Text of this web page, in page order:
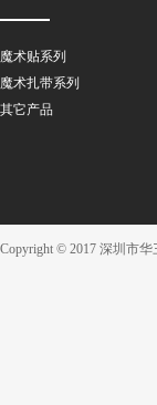
魔术贴系列
魔术扎带系列
其它产品
Copyright © 2017 深圳市